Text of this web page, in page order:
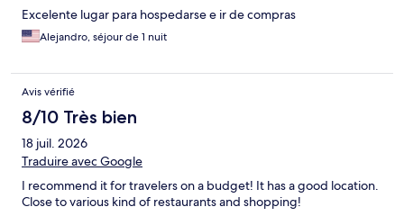
Excelente lugar para hospedarse e ir de compras
Alejandro, séjour de 1 nuit
Avis vérifié
8/10 Très bien
18 juil. 2026
Traduire avec Google
I recommend it for travelers on a budget! It has a good location.
Close to various kind of restaurants and shopping!